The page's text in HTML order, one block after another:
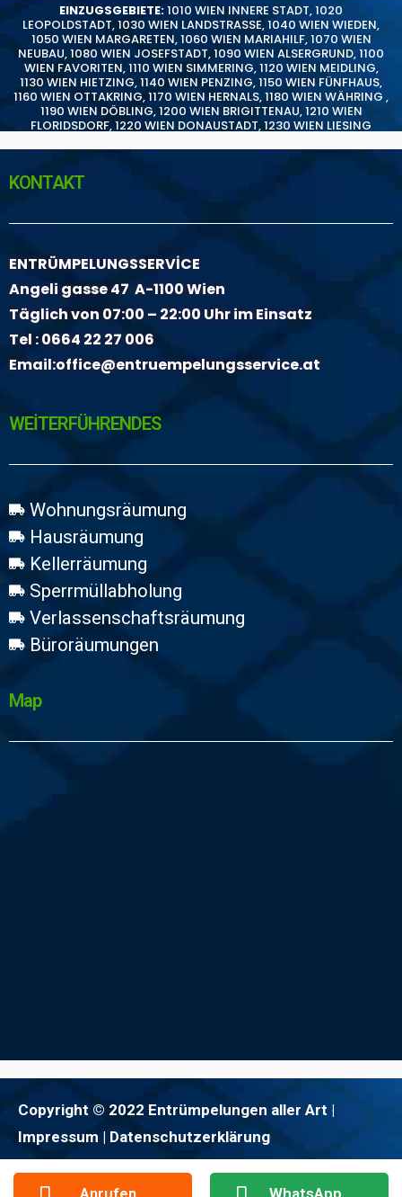
EINZUGSGEBIETE:1010 WIEN INNERE STADT,1020
LEOPOLDSTADT,1030 WIEN LANDSTRASSE,1040 WIEN WIEDEN,
1050 WIEN MARGARETEN,1060 WIEN MARIAHILF,1070 WIEN
NEUBAU,1080 WIEN JOSEFSTADT,1090 WIEN ALSERGRUND,1100
WIEN FAVORITEN,1110 WIEN SIMMERING,1120 WIEN MEIDLING,
1130 WIEN HIETZING,1140 WIEN PENZING,1150 WIEN FÜNFHAUS,
1160 WIEN OTTAKRING,1170 WIEN HERNALS,1180 WIEN WÄHRING ,
1190 WIEN DÖBLING,1200 WIEN BRIGITTENAU,1210 WIEN
FLORIDSDORF,1220 WIEN DONAUSTADT,1230 WIEN LIESING
KONTAKT
ENTRÜMPELUNGSSERVİCE
Angeli gasse 47 A-1100 Wien
Täglich von 07:00 – 22:00 Uhr im Einsatz
Tel :0664 22 27 006
Email:office@entruempelungsservice.at
WEİTERFÜHRENDES
Wohnungsräumung
Hausräumung
Kellerräumung
Sperrmüllabholung
Verlassenschaftsräumung
Büroräumungen
Map
Copyright © 2022 Entrümpelungen aller Art |
Impressum | Datenschutzerklärung
Anrufen WhatsApp